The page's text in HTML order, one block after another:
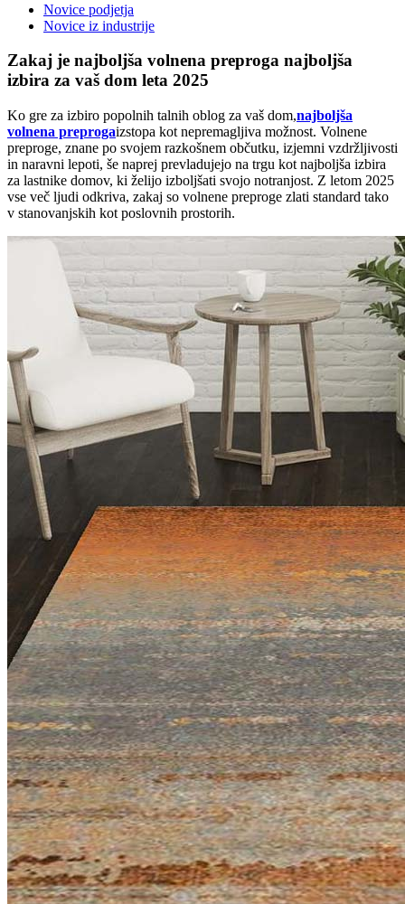
Novice podjetja
Novice iz industrije
Zakaj je najboljša volnena preproga najboljša
izbira za vaš dom leta 2025
Ko gre za izbiro popolnih talnih oblog za vaš dom,najboljša
volnena preprogaizstopa kot nepremagljiva možnost. Volnene
preproge, znane po svojem razkošnem občutku, izjemni vzdržljivosti
in naravni lepoti, še naprej prevladujejo na trgu kot najboljša izbira
za lastnike domov, ki želijo izboljšati svojo notranjost. Z letom 2025
vse več ljudi odkriva, zakaj so volnene preproge zlati standard tako
v stanovanjskih kot poslovnih prostorih.